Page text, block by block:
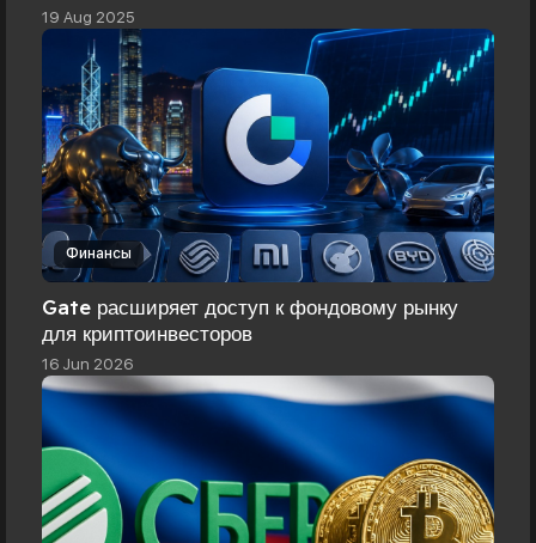
19 Aug 2025
Финансы
Gate расширяет доступ к фондовому рынку
для криптоинвесторов
16 Jun 2026